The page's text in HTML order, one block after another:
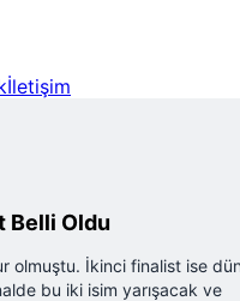
İletişim
Belli Oldu
olmuştu. İkinci finalist ise
bu iki isim yarışacak ve